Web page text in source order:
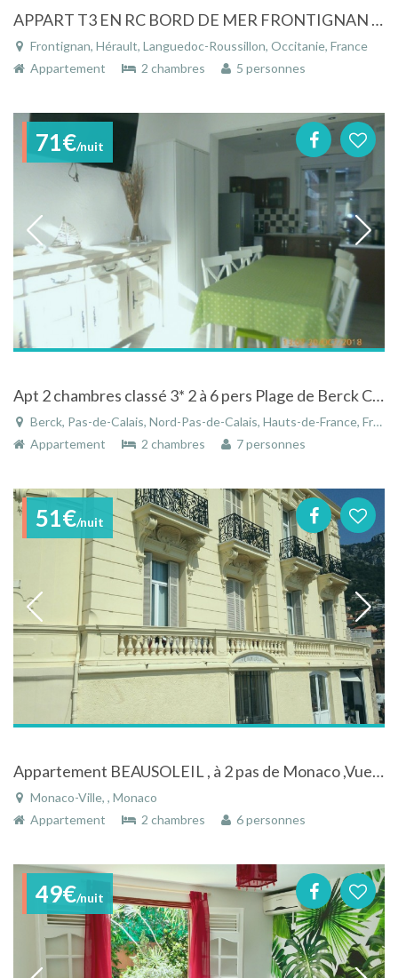
APPART T3 EN RC BORD DE MER FRONTIGNAN PLAGE FRANCE MAISON INDIV
Frontignan, Hérault, Languedoc-Roussillon, Occitanie, France
Appartement
2 chambres 5 personnes
71€/nuit
Apt 2 chambres classé 3* 2 à 6 pers Plage de Berck Côte d'Opale Pas-de-Calais France
Berck, Pas-de-Calais, Nord-Pas-de-Calais, Hauts-de-France, France
Appartement
2 chambres 7 personnes
51€/nuit
Appartement BEAUSOLEIL , à 2 pas de Monaco ,Vue Mer, petit balcon +garage 20 e
Monaco-Ville, , Monaco
Appartement
2 chambres 6 personnes
49€/nuit